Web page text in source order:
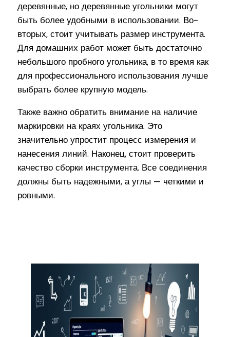
деревянные, но деревянные угольники могут
быть более удобными в использовании. Во-
вторых, стоит учитывать размер инструмента.
Для домашних работ может быть достаточно
небольшого пробного угольника, в то время как
для профессионального использования лучше
выбрать более крупную модель.
Также важно обратить внимание на наличие
маркировки на краях угольника. Это
значительно упростит процесс измерения и
нанесения линий. Наконец, стоит проверить
качество сборки инструмента. Все соединения
должны быть надежными, а углы — четкими и
ровными.